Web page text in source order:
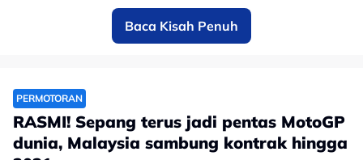
jaringan, sekali gus muncul antara pemain import
paling menyerlah dalam saingan domestik.
kreativiti, kawalan permainan dan kebolehan
menghasilkan hantaran yang mampu memecahkan
benteng pertahanan lawan.
Baca Kisah Penuh
PERMOTORAN
RASMI! Sepang terus jadi pentas MotoGP
dunia, Malaysia sambung kontrak hingga